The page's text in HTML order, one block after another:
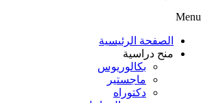
Menu
الصفحة الرئيسية
منح دراسية
بكالوريوس
ماجستير
دكتوراه